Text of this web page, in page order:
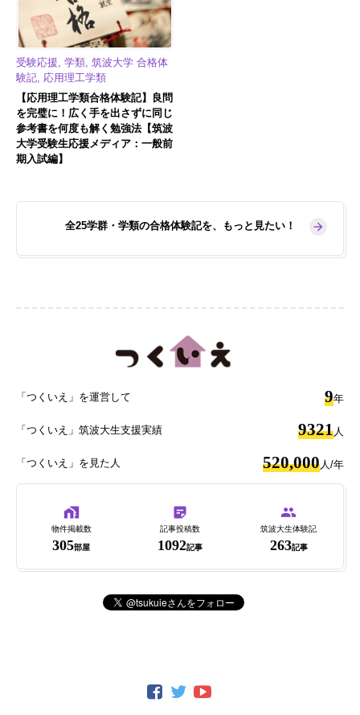
受験応援, 学類, 筑波大学 合格体
験記, 応用理工学類
【応用理工学類合格体験記】良問
を完璧に！広く手を出さずに同じ
参考書を何度も解く勉強法【筑波
大学受験生応援メディア：一般前
期入試編】
全25学群・学類の合格体験記を、もっと見たい！
「つくいえ」を運営して 9年
「つくいえ」筑波大生支援実績 9321人
「つくいえ」を見た人 520,000人/年
物件掲載数
305部屋
記事投稿数
1092記事
筑波大生体験記
263記事